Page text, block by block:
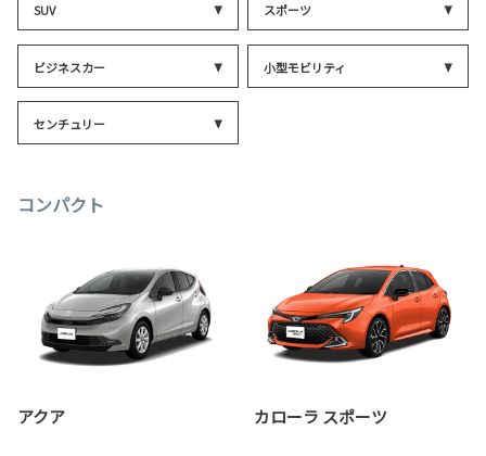
SUV スポーツ
ビジネスカー 小型モビリティ
センチュリー
コンパクト
アクア カローラ スポーツ